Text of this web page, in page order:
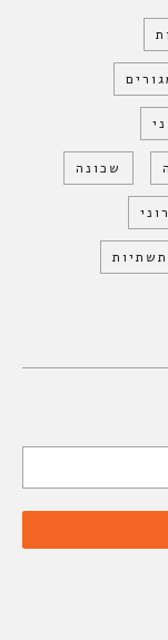
שכונה
תשתיות